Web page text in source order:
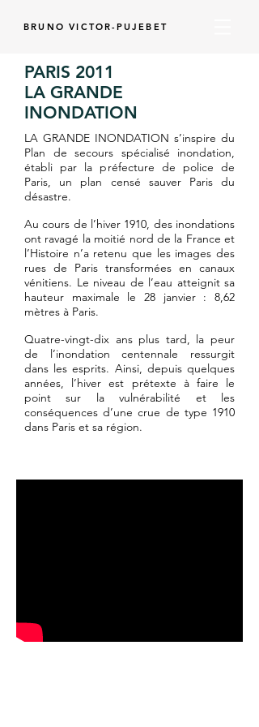
BRUNO VICTOR-PUJEBET
PARIS 2011
LA GRANDE
INONDATION
LA GRANDE INONDATION s’inspire du
Plan de secours spécialisé inondation,
établi par la préfecture de police de
Paris, un plan censé sauver Paris du
désastre.
Au cours de l’hiver 1910, des inondations
ont ravagé la moitié nord de la France et
l’Histoire n’a retenu que les images des
rues de Paris transformées en canaux
vénitiens. Le niveau de l’eau atteignit sa
hauteur maximale le 28 janvier : 8,62
mètres à Paris.
Quatre-vingt-dix ans plus tard, la peur
de l’inondation centennale ressurgit
dans les esprits. Ainsi, depuis quelques
années, l’hiver est prétexte à faire le
point sur la vulnérabilité et les
conséquences d’une crue de type 1910
dans Paris et sa région.